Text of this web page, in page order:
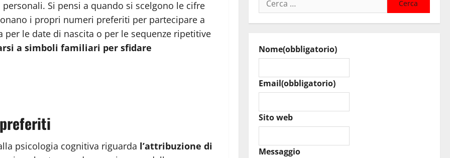
Si pensi a quando si scelgono le cifre
i propri numeri preferiti per partecipare a
per le date di nascita o per le sequenze ripetitive
a simboli familiari per sfidare
psicologia cognitiva riguarda l’attribuzione di
per:
Nome(obbligatorio)
Email(obbligatorio)
Sito web
Messaggio